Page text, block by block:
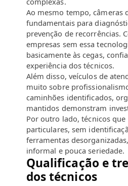
Ao mesmo tempo, câmeras
fundamentais para
prevenção de recorrências.
empresas sem essa
basicamente às cegas,
experiência dos técnicos.
Além disso, veículos de
muito sobre
caminhões identificados,
mantidos demonstram
Por outro lado, técnicos
particulares, sem
ferramentas
informal e pouca seriedade.
Qualificação e
dos técnicos